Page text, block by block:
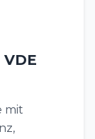
mit